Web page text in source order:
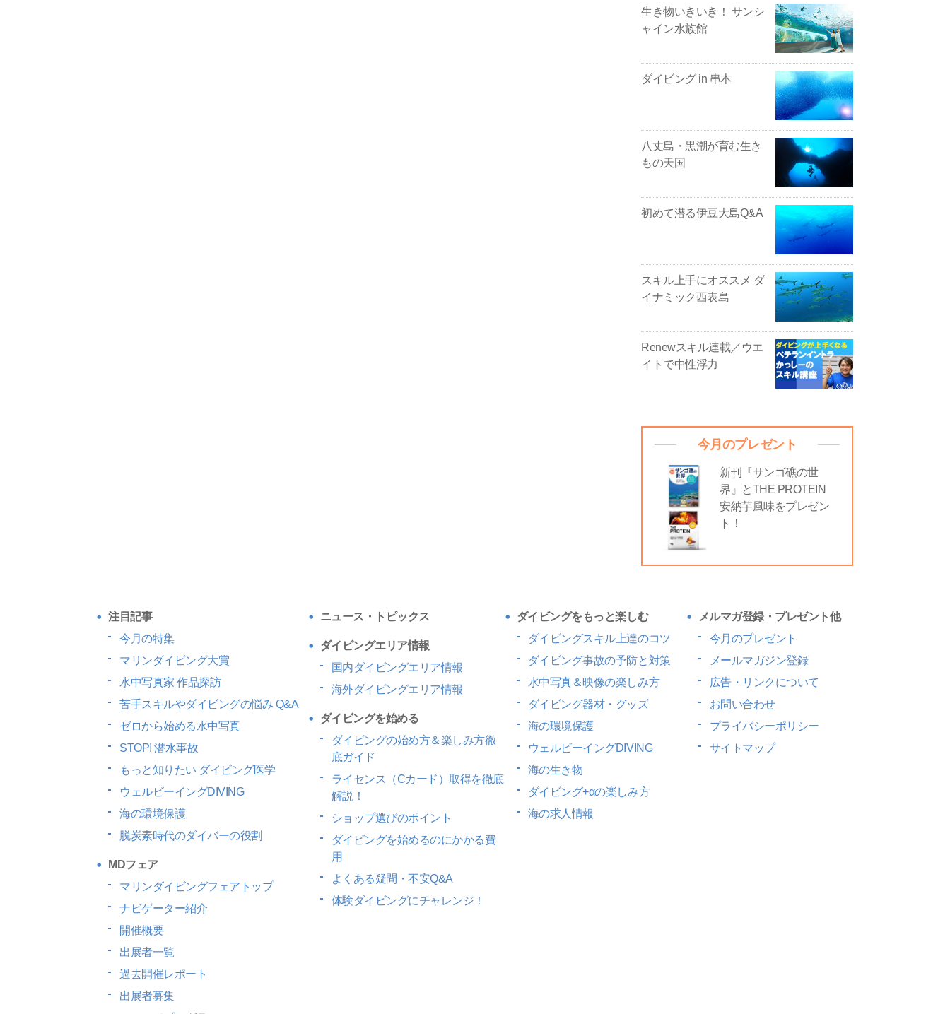
生き物いきいき！ サンシ
ャイン水族館
ダイビング in 串本
八丈島・黒潮が育む生き
もの天国
初めて潜る伊豆大島Q&A
スキル上手にオススメ ダ
イナミック西表島
Renewスキル連載／ウエ
イトで中性浮力
今月のプレゼント
新刊『サンゴ礁の世
界』とTHE PROTEIN
安納芋風味をプレゼン
ト！
注目記事
今月の特集
マリンダイビング大賞
水中写真家 作品探訪
苦手スキルやダイビングの悩み Q&A
ゼロから始める水中写真
STOP! 潜水事故
もっと知りたい ダイビング医学
ウェルビーイングDIVING
海の環境保護
脱炭素時代のダイバーの役割
MDフェア
マリンダイビングフェアトップ
ナビゲーター紹介
開催概要
出展者一覧
過去開催レポート
出展者募集
ニュース・トピックス
ダイビングエリア情報
国内ダイビングエリア情報
海外ダイビングエリア情報
ダイビングを始める
ダイビングの始め方＆楽しみ方徹
底ガイド
ライセンス（Cカード）取得を徹底
解説！
ショップ選びのポイント
ダイビングを始めるのにかかる費
用
よくある疑問・不安Q&A
体験ダイビングにチャレンジ！
ダイビングをもっと楽しむ
ダイビングスキル上達のコツ
ダイビング事故の予防と対策
水中写真＆映像の楽しみ方
ダイビング器材・グッズ
海の環境保護
ウェルビーイングDIVING
海の生き物
ダイビング+αの楽しみ方
海の求人情報
メルマガ登録・プレゼント他
今月のプレゼント
メールマガジン登録
広告・リンクについて
お問い合わせ
プライバシーポリシー
サイトマップ